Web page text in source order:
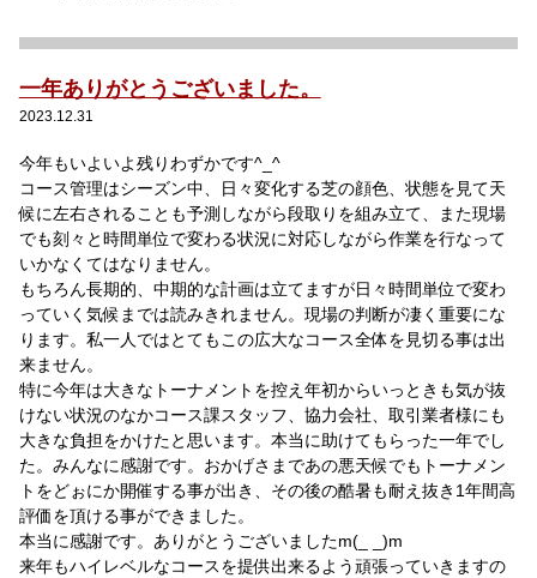
一年ありがとうございました。
2023.12.31
今年もいよいよ残りわずかです^_^
コース管理はシーズン中、日々変化する芝の顔色、状態を見て天
候に左右されることも予測しながら段取りを組み立て、また現場
でも刻々と時間単位で変わる状況に対応しながら作業を行なって
いかなくてはなりません。
もちろん長期的、中期的な計画は立てますが日々時間単位で変わ
っていく気候までは読みきれません。現場の判断が凄く重要にな
ります。私一人ではとてもこの広大なコース全体を見切る事は出
来ません。
特に今年は大きなトーナメントを控え年初からいっときも気が抜
けない状況のなかコース課スタッフ、協力会社、取引業者様にも
大きな負担をかけたと思います。本当に助けてもらった一年でし
た。みんなに感謝です。おかげさまであの悪天候でもトーナメン
トをどぉにか開催する事が出き、その後の酷暑も耐え抜き 1年間高
評価を頂ける事ができました。
本当に感謝です。ありがとうございましたm(_ _)m
来年もハイレベルなコースを提供出来るよう頑張っていきますの